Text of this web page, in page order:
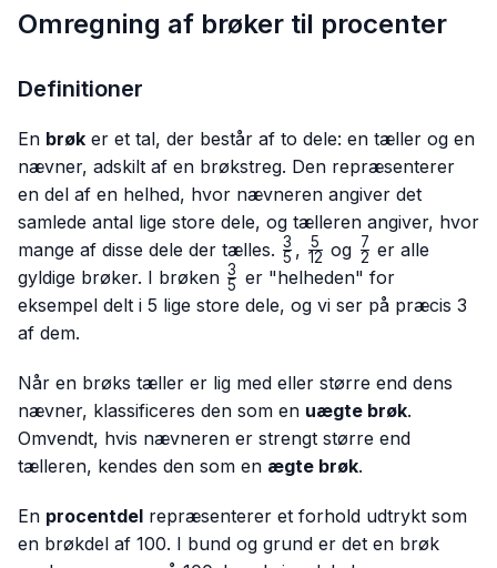
Omregning af brøker til procenter
Definitioner
En brøk er et tal, der består af to dele: en tæller og en
nævner, adskilt af en brøkstreg. Den repræsenterer
en del af en helhed, hvor nævneren angiver det
samlede antal lige store dele, og tælleren angiver, hvor
mange af disse dele der tælles. \frac{3}
{5}
5
3 , \frac{5}
{12}
12
5 og \frac{7}
{2}
2
7 er alle
gyldige brøker. I brøken \frac{3}
{5}
5
3 er "helheden" for
eksempel delt i 5 lige store dele, og vi ser på præcis 3
af dem.
Når en brøks tæller er lig med eller større end dens
nævner, klassificeres den som en uægte brøk.
Omvendt, hvis nævneren er strengt større end
tælleren, kendes den som en ægte brøk.
En procentdel repræsenterer et forhold udtrykt som
en brøkdel af 100. I bund og grund er det en brøk